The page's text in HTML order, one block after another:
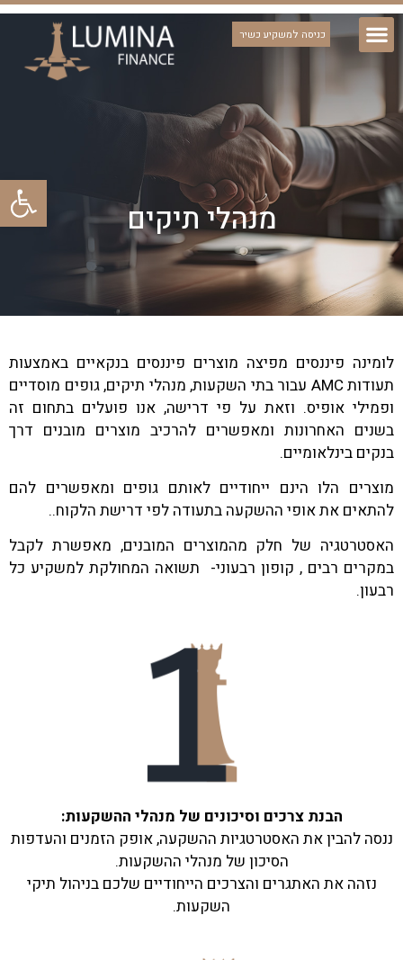
פתח
כניסה למשקיע כשיר
מנהלי תיקים
לומינה פיננסים מפיצה מוצרים פיננסים בנקאיים באמצעות
תעודות AMC עבור בתי השקעות, מנהלי תיקים, גופים מוסדיים
ופמילי אופיס. וזאת על פי דרישה, אנו פועלים בתחום זה
בשנים האחרונות ומאפשרים להרכיב מוצרים מובנים דרך
בנקים בינלאומיים.
מוצרים הלו הינם ייחודיים לאותם גופים ומאפשרים להם
להתאים את אופי ההשקעה בתעודה לפי דרישת הלקוח..
האסטרטגיה של חלק מהמוצרים המובנים, מאפשרת לקבל
במקרים רבים , קופון רבעוני- תשואה המחולקת למשקיע כל
רבעון.
הבנת צרכים וסיכונים של מנהלי ההשקעות:
ננסה להבין את האסטרטגיות ההשקעה, אופק הזמנים והעדפות
הסיכון של מנהלי ההשקעות.
נזהה את האתגרים והצרכים הייחודיים שלכם בניהול תיקי
השקעות.